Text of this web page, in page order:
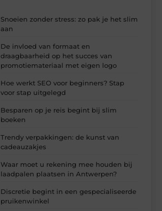
Snoeien zonder stress: zo pak je het slim
aan
De invloed van formaat en
draagbaarheid op het succes van
promotiemateriaal met eigen logo
Hoe werkt SEO voor beginners? Stap
voor stap uitgelegd
Besparen op je reis begint bij slim
boeken
Trendy verpakkingen: de kunst van
cadeauzakjes
Waar moet u rekening mee houden bij
laadpalen plaatsen in Antwerpen?
Discretie begint in een gespecialiseerde
pruikenwinkel